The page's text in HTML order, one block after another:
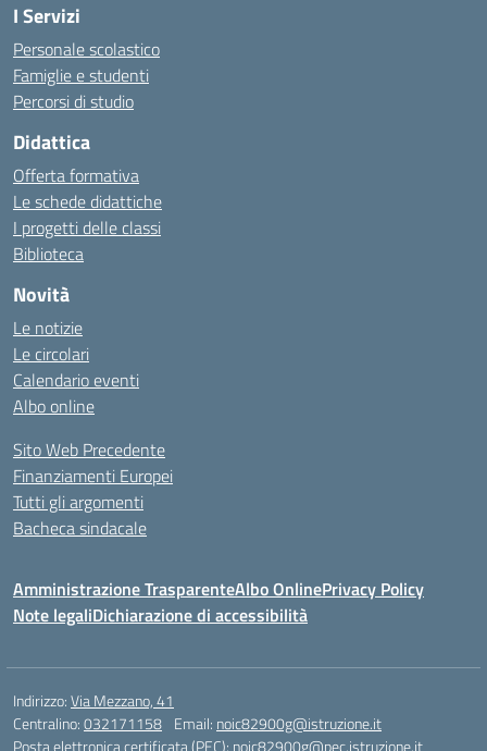
I Servizi
Personale scolastico
Famiglie e studenti
Percorsi di studio
Didattica
Offerta formativa
Le schede didattiche
I progetti delle classi
Biblioteca
Novità
Le notizie
Le circolari
Calendario eventi
Albo online
Sito Web Precedente
Finanziamenti Europei
Tutti gli argomenti
Bacheca sindacale
Amministrazione TrasparenteAlbo OnlinePrivacy Policy
Note legaliDichiarazione di accessibilità
Indirizzo:Via Mezzano, 41
Centralino:032171158 Email: noic82900g@istruzione.it
Posta elettronica certificata (PEC): noic82900g@pec.istruzione.it